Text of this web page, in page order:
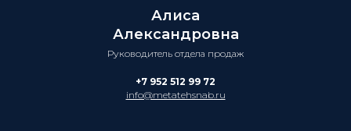
Алиса
Александровна
Руководитель отдела продаж
+7 952 512 99 72
info@metatehsnab.ru